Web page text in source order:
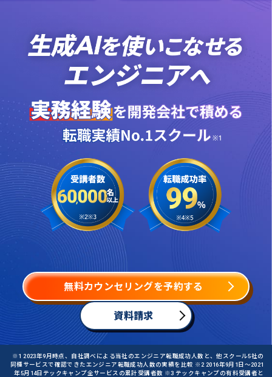
無料カウンセリングを予約する
資料請求
※1 2023年9月時点、自社調べによる当社のエンジニア転職成功人数と、他スクール5社の
同種サービスで確認できたエンジニア転職成功人数の実績を比較 ※2 2016年9月1日〜2021
年5月14日テックキャンプ全サービスの累計受講者数 ※3 テックキャンプの有料受講者と